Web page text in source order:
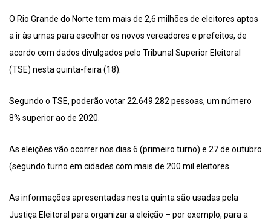
O Rio Grande do Norte tem mais de 2,6 milhões de eleitores aptos
a ir às urnas para escolher os novos vereadores e prefeitos, de
acordo com dados divulgados pelo Tribunal Superior Eleitoral
(TSE) nesta quinta-feira (18).
Segundo o TSE, poderão votar 22.649.282 pessoas, um número
8% superior ao de 2020.
As eleições vão ocorrer nos dias 6 (primeiro turno) e 27 de outubro
(segundo turno em cidades com mais de 200 mil eleitores.
As informações apresentadas nesta quinta são usadas pela
Justiça Eleitoral para organizar a eleição – por exemplo, para a